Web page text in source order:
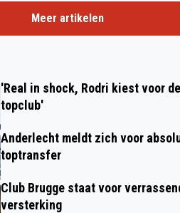
Meer artikelen
'Real in shock, Rodri kiest voor
topclub'
Anderlecht meldt zich voor
toptransfer
Club Brugge staat voor
versterking